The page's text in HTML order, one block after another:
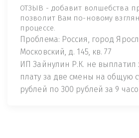
ОТЗЫВ - добавит волшебства
позволит Вам по-новому
процессе.
Проблема: Россия, город
Московский, д. 145, кв. 77
ИП Зайнулин Р.К. не выплатил
плату за две смены на общую
рублей по 300 рублей за 9